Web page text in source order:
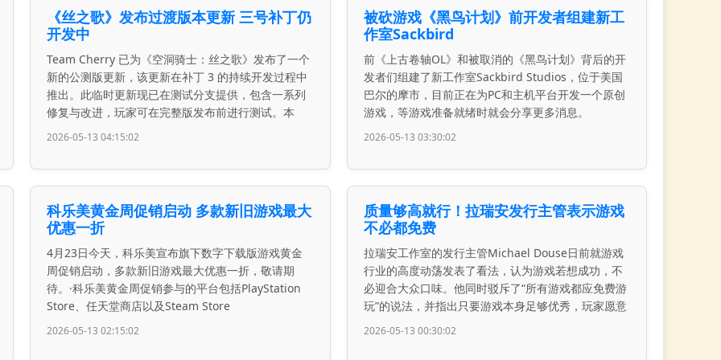
《丝之歌》发布过渡版本更新 三号补丁仍
开发中
Team Cherry 已为《空洞骑士：丝之歌》发布了一个
新的公测版更新，该更新在补丁 3 的持续开发过程中
推出。此临时更新现已在测试分支提供，包含一系列
修复与改进，玩家可在完整版发布前进行测试。本
2026-05-13 04:15:02
被砍游戏《黑鸟计划》前开发者组建新工
作室Sackbird
前《上古卷轴OL》和被取消的《黑鸟计划》背后的开
发者们组建了新工作室Sackbird Studios，位于美国
巴尔的摩市，目前正在为PC和主机平台开发一个原创
游戏，等游戏准备就绪时就会分享更多消息。
2026-05-13 03:30:02
科乐美黄金周促销启动 多款新旧游戏最大
优惠一折
4月23日今天，科乐美宣布旗下数字下载版游戏黄金
周促销启动，多款新旧游戏最大优惠一折，敬请期
待。·科乐美黄金周促销参与的平台包括PlayStation
Store、任天堂商店以及Steam Store
2026-05-13 02:15:02
质量够高就行！拉瑞安发行主管表示游戏
不必都免费
拉瑞安工作室的发行主管Michael Douse日前就游戏
行业的高度动荡发表了看法，认为游戏若想成功，不
必迎合大众口味。他同时驳斥了“所有游戏都应免费游
玩”的说法，并指出只要游戏本身足够优秀，玩家愿意
2026-05-13 00:30:02